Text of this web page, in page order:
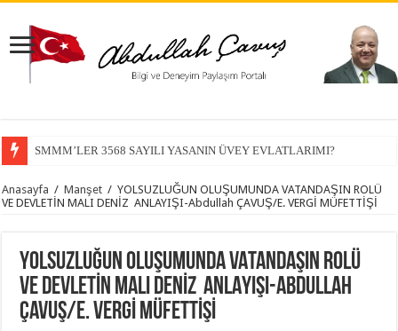
SMMM’LER 3568 SAYILI YASANIN ÜVEY EVLATLARIMI?
Anasayfa / Manşet / YOLSUZLUĞUN OLUŞUMUNDA VATANDAŞIN ROLÜ
VE DEVLETİN MALI DENİZ ANLAYIŞI-Abdullah ÇAVUŞ/E. VERGİ MÜFETTİŞİ
YOLSUZLUĞUN OLUŞUMUNDA VATANDAŞIN ROLÜ
VE DEVLETİN MALI DENİZ ANLAYIŞI-Abdullah
ÇAVUŞ/E. VERGİ MÜFETTİŞİ